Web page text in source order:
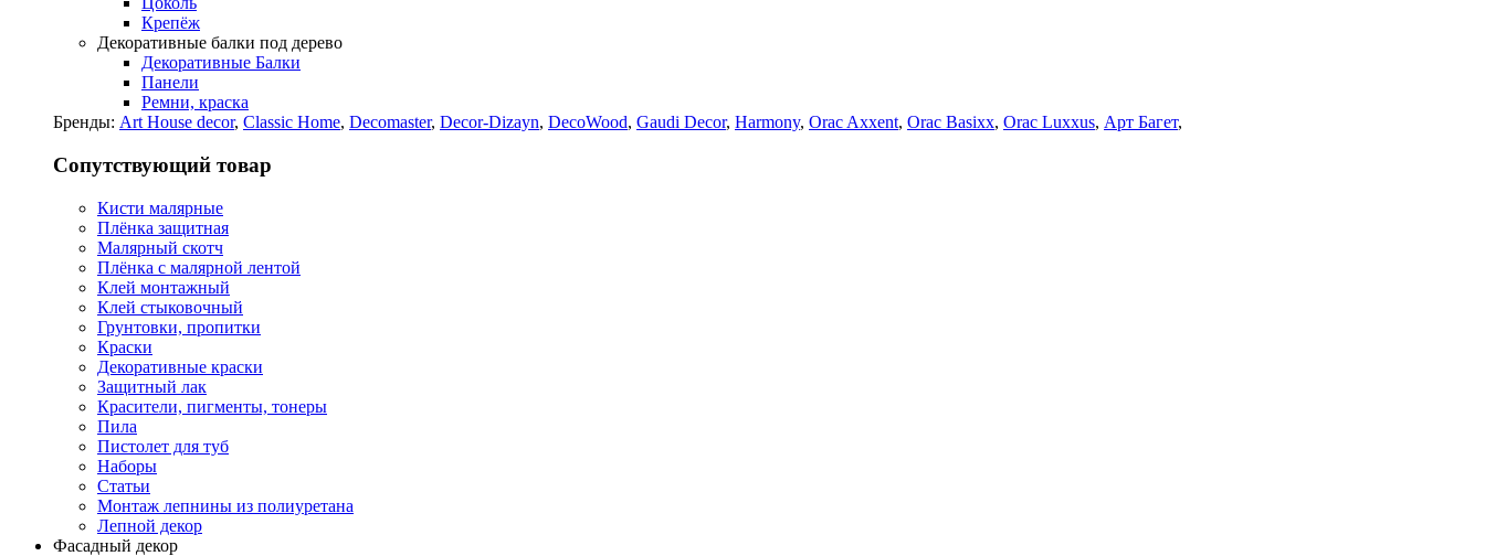
Крепёж
Декоративные балки под дерево
Декоративные Балки
Панели
Ремни, краска
Бренды: Art House decor, Classic Home, Decomaster, Decor-Dizayn, DecoWood, Gaudi Decor, Harmony, Orac Axxent, Orac Basixx, Orac Luxxus, Арт Багет,
Сопутствующий товар
Кисти малярные
Плёнка защитная
Малярный скотч
Плёнка с малярной лентой
Клей монтажный
Клей стыковочный
Грунтовки, пропитки
Краски
Декоративные краски
Защитный лак
Красители, пигменты, тонеры
Пила
Пистолет для туб
Наборы
Статьи
Монтаж лепнины из полиуретана
Лепной декор
Фасадный декор